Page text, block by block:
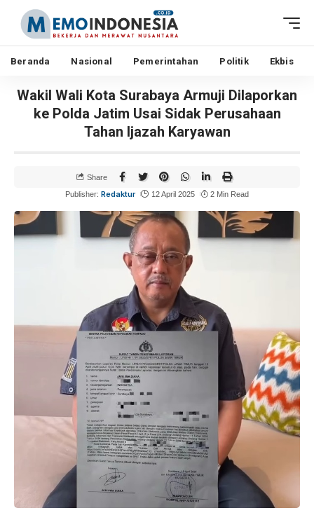
Beranda Nasional Pemerintahan Politik Ekbis
Wakil Wali Kota Surabaya Armuji Dilaporkan
ke Polda Jatim Usai Sidak Perusahaan
Tahan Ijazah Karyawan
Publisher: Redaktur 12 April 2025 2 Min Read
Share